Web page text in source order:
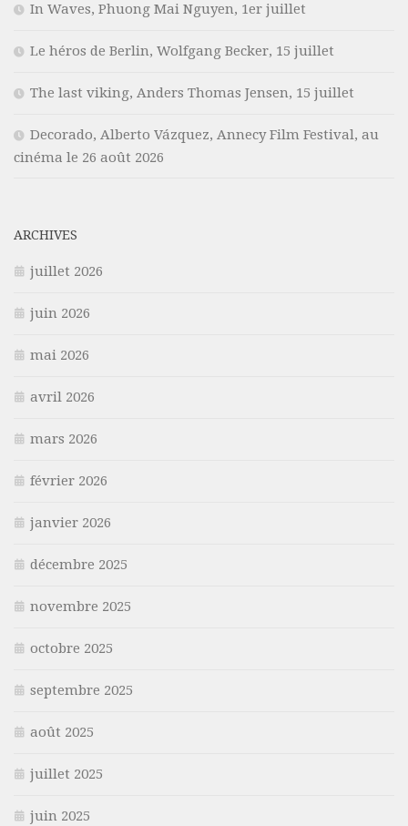
In Waves, Phuong Mai Nguyen, 1er juillet
Le héros de Berlin, Wolfgang Becker, 15 juillet
The last viking, Anders Thomas Jensen, 15 juillet
Decorado, Alberto Vázquez, Annecy Film Festival, au
cinéma le 26 août 2026
ARCHIVES
juillet 2026
juin 2026
mai 2026
avril 2026
mars 2026
février 2026
janvier 2026
décembre 2025
novembre 2025
octobre 2025
septembre 2025
août 2025
juillet 2025
juin 2025